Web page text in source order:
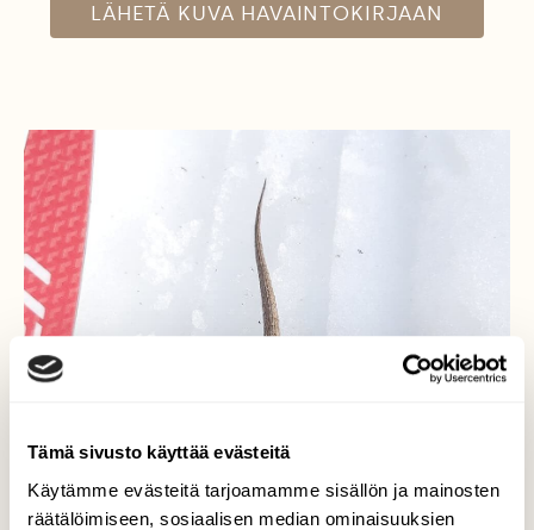
Tämä sivusto käyttää evästeitä
Käytämme evästeitä tarjoamamme sisällön ja mainosten
räätälöimiseen, sosiaalisen median ominaisuuksien
LÄHETÄ KUVA HAVAINTOKIRJAAN